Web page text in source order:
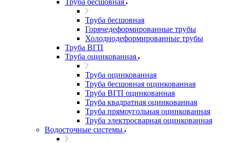
Труба бесшовная
Труба бесшовная
Горячедеформированные трубы
Холоднодеформированные трубы
Труба ВГП
Труба оцинкованная
Труба оцинкованная
Труба бесшовная оцинкованная
Труба ВГП оцинкованная
Труба квадратная оцинкованная
Труба прямоугольная оцинкованная
Труба электросварная оцинкованная
Водосточные системы